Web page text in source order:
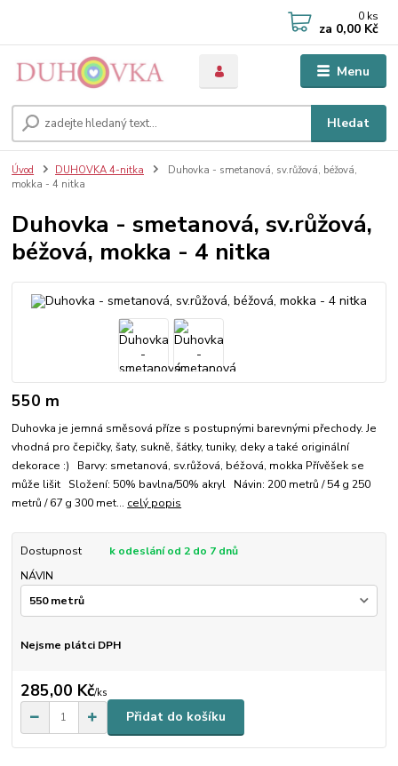
Menu
Hledat
0 ks
za 0,00 Kč
Úvod DUHOVKA 4-nitka
Duhovka - smetanová, sv.růžová, béžová,
mokka - 4 nitka
Duhovka - smetanová, sv.růžová,
béžová, mokka - 4 nitka
550 m
Duhovka je jemná směsová příze s postupnými barevnými přechody. Je
vhodná pro čepičky, šaty, sukně, šátky, tuniky, deky a také originální
dekorace :) Barvy: smetanová, sv.růžová, béžová, mokka Přívěšek se
může lišit Složení: 50% bavlna/50% akryl Návin: 200 metrů / 54 g 250
metrů / 67 g 300 met... celý popis
Dostupnost
k odeslání od 2 do 7 dnů
NÁVIN
Nejsme plátci DPH
285,00 Kč/ks
Přidat do košíku